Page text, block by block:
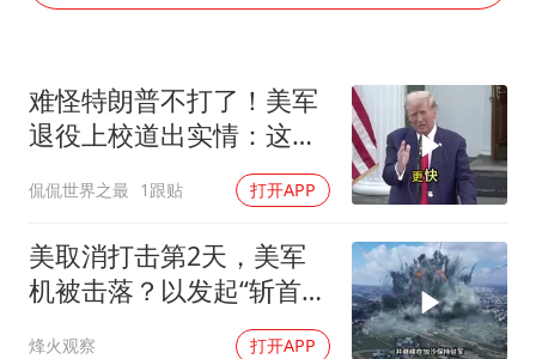
“深圳地面沉降致车辆损坏”不实
感觉全东北都在等7号
多地要求领导干部带头休假
80后女柜员逆袭成4200亿银行副行长
奋进开新局 实干挑大梁
难怪特朗普不打了！美军
退役上校道出实情：这场
侃侃世界之最 1跟贴 打开APP
美取消打击第2天，美军
机被击落？以发起“斩首行
烽火观察 打开APP